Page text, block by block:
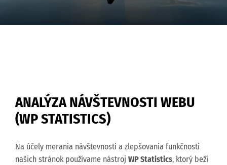
ANALÝZA NÁVŠTEVNOSTI WEBU
(WP STATISTICS)
Na účely merania návštevnosti a zlepšovania funkčnosti
našich stránok používame nástroj WP Statistics, ktorý beží